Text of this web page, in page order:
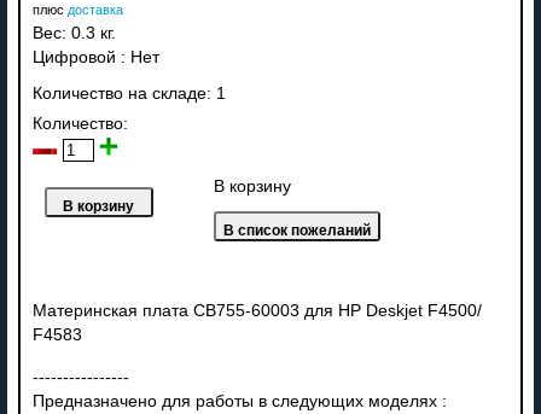
плюс доставка
Вес: 0.3 кг.
Цифровой : Нет
Количество на складе: 1
Количество:
В корзину
Материнская плата CB755-60003 для HP Deskjet F4500/
F4583
----------------
Предназначено для работы в следующих моделях :